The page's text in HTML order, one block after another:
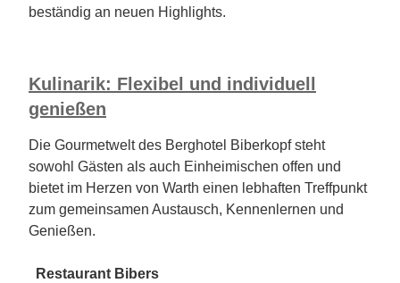
beständig an neuen Highlights.
Kulinarik: Flexibel und individuell
genießen
Die Gourmetwelt des Berghotel Biberkopf steht
sowohl Gästen als auch Einheimischen offen und
bietet im Herzen von Warth einen lebhaften Treffpunkt
zum gemeinsamen Austausch, Kennenlernen und
Genießen.
Restaurant Bibers